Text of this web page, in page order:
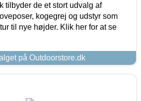
tilbyder de et stort udvalg af
kogegrej og udstyr som
til nye højder. Klik her for at se
på Outdoorstore.dk